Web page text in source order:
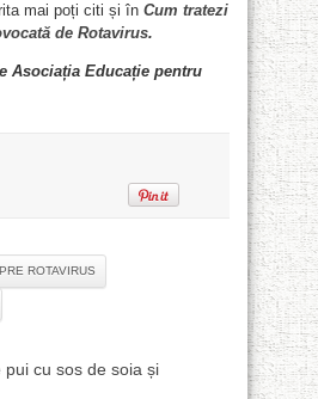
mai poți citi și în Cum tratezi
de Rotavirus.
Asociația Educație pentru
ROTAVIRUS
pui cu sos de soia și